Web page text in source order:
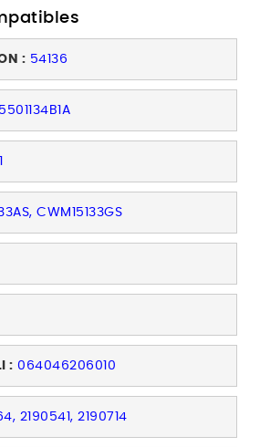
: 54136
CWM15133GS
: 064046206010
2190541, 2190714